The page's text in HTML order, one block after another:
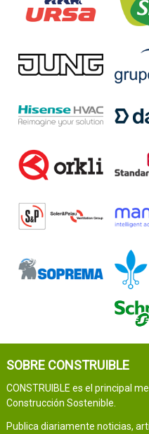
SOBRE CONSTRUIBLE
CONSTRUIBLE es el principal
Construcción Sostenible.
Publica diariamente noticias,